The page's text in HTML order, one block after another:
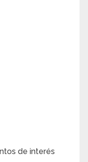
de interés